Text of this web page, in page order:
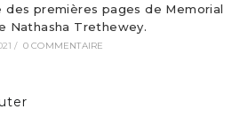
des premières pages de Memorial
Nathasha Trethewey.
/ 0 COMMENTAIRE